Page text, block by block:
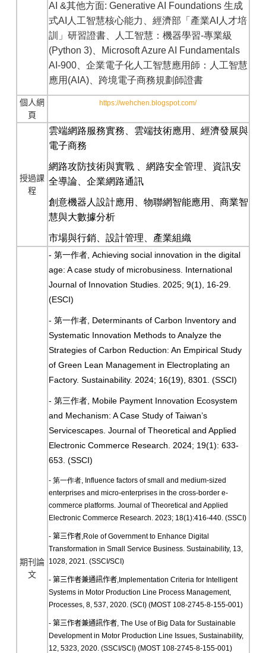
AI &其他方面: Generative AI Foundations 生成
式AI 人工智慧核心能力、經濟部「產業AI 人才培
訓」研習證書、人工智慧：機器學習-專業級
(Python 3)
Microsoft Azure AI Fundamentals
AI-900 、企業電子化人工智慧應用師：人工智慧
應用 (AIA) 、跨境電子商務規劃師證書
個人網
頁
https://wehchen.blogspot.com/
授過課
程
雲端網路服務實務、雲端技術應用、經濟發展與
電子商務
網路攻防技術與實戰
、網路安全管理、資訊安
全導論、企業網路通訊
創意機器人設計應用、物聯網智能應用、商業智
慧與大數據分析
市場與行銷、設計管理、產業組織
期刊論
文
- 第一作者 Achieving social innovation in the digital
age: A case study of microbusiness. International
Journal of Innovation Studies . 2025; 9(1), 16-29.
(ESCI)
- 第一作者 , Determinants of Carbon Inventory and
Systematic Innovation Methods to Analyze the
Strategies of Carbon Reduction: An Empirical Study
of Green Lean Management in Electroplating an
Factory. Sustainability. 2024; 16(19), 8301. (SSCI)
- 第三作者 , Mobile Payment Innovation Ecosystem
and Mechanism: A Case Study of Taiwan’s
Servicescapes. Journal of Theoretical and Applied
Electronic Commerce Research. 2024; 19(1): 633-
653. (SSCI)
- 第一作者, Influence factors of small and medium-sized
enterprises and micro-enterprises in the cross-border e-
commerce platforms. Journal of Theoretical and Applied
Electronic Commerce Research. 2023; 18(1):416-440. (SSCI)
- 第三作者,Role of Government to Enhance Digital
Transformation in Small Service Business. Sustainability, 13,
1028, 2021. (SSCI/SCI)
- 第三作者兼通訊作者,Implementation Criteria for Intelligent
Systems in Motor Production Line Process Management,
Processes, 8, 537, 2020. (SCI) (MOST 108-2745-8-155-001)
- 第三作者兼通訊作者, The Use of Big Data for Sustainable
Development in Motor Production Line Issues, Sustainability,
12, 5323, 2020. (SSCI/SCI) (MOST 108-2745-8-155-001)